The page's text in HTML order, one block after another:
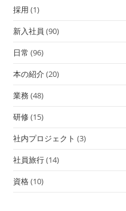
採用 (1)
新入社員 (90)
日常 (96)
本の紹介(20)
業務(48)
研修(15)
社内プロジェクト (3)
社員旅行(14)
資格(10)